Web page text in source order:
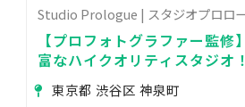
Studio Prologue | スタジオプロロ
【プロフォトグラファー監修
富なハイクオリティスタジオ
物撮り / デザイナーズ / 白基調
東京都 渋谷区 神泉町